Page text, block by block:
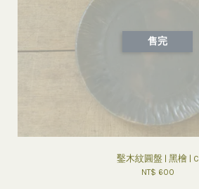
售完
鑿木紋圓盤 | 黑檜 | C
NT$ 600